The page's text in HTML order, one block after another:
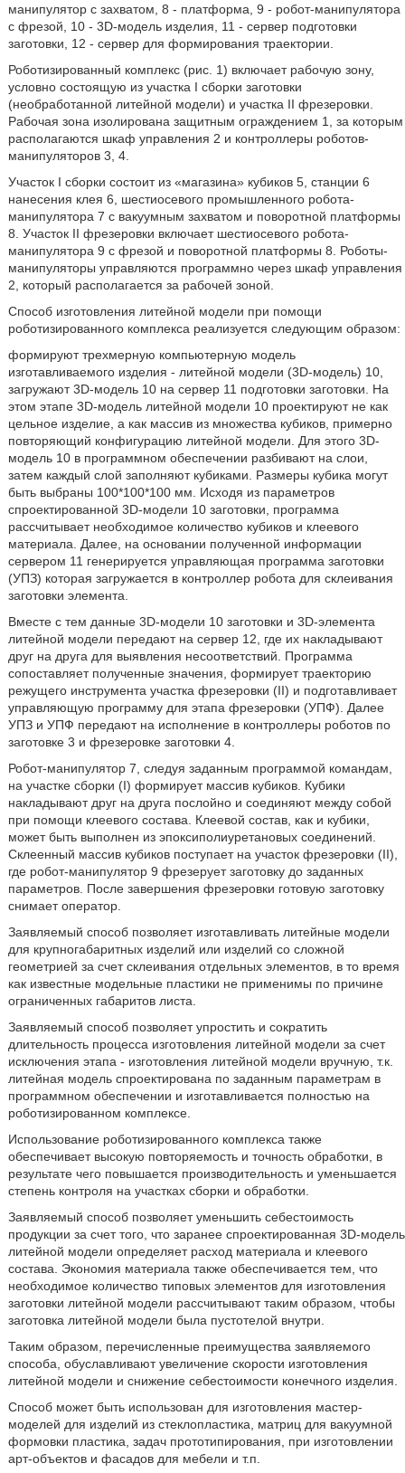
манипулятор с захватом, 8 - платформа, 9 - робот-манипулятора
с фрезой, 10 - 3D-модель изделия, 11 - сервер подготовки
заготовки, 12 - сервер для формирования траектории.
Роботизированный комплекс (рис. 1) включает рабочую зону,
условно состоящую из участка I сборки заготовки
(необработанной литейной модели) и участка II фрезеровки.
Рабочая зона изолирована защитным ограждением 1, за которым
располагаются шкаф управления 2 и контроллеры роботов-
манипуляторов 3, 4.
Участок I сборки состоит из «магазина» кубиков 5, станции 6
нанесения клея 6, шестиосевого промышленного робота-
манипулятора 7 с вакуумным захватом и поворотной платформы
8. Участок II фрезеровки включает шестиосевого робота-
манипулятора 9 с фрезой и поворотной платформы 8. Роботы-
манипуляторы управляются программно через шкаф управления
2, который располагается за рабочей зоной.
Способ изготовления литейной модели при помощи
роботизированного комплекса реализуется следующим образом:
формируют трехмерную компьютерную модель
изготавливаемого изделия - литейной модели (3D-модель) 10,
загружают 3D-модель 10 на сервер 11 подготовки заготовки. На
этом этапе 3D-модель литейной модели 10 проектируют не как
цельное изделие, а как массив из множества кубиков, примерно
повторяющий конфигурацию литейной модели. Для этого 3D-
модель 10 в программном обеспечении разбивают на слои,
затем каждый слой заполняют кубиками. Размеры кубика могут
быть выбраны 100*100*100 мм. Исходя из параметров
спроектированной 3D-модели 10 заготовки, программа
рассчитывает необходимое количество кубиков и клеевого
материала. Далее, на основании полученной информации
сервером 11 генерируется управляющая программа заготовки
(УПЗ) которая загружается в контроллер робота для склеивания
заготовки элемента.
Вместе с тем данные 3D-модели 10 заготовки и 3D-элемента
литейной модели передают на сервер 12, где их накладывают
друг на друга для выявления несоответствий. Программа
сопоставляет полученные значения, формирует траекторию
режущего инструмента участка фрезеровки (II) и подготавливает
управляющую программу для этапа фрезеровки (УПФ). Далее
УПЗ и УПФ передают на исполнение в контроллеры роботов по
заготовке 3 и фрезеровке заготовки 4.
Робот-манипулятор 7, следуя заданным программой командам,
на участке сборки (I) формирует массив кубиков. Кубики
накладывают друг на друга послойно и соединяют между собой
при помощи клеевого состава. Клеевой состав, как и кубики,
может быть выполнен из эпоксиполиуретановых соединений.
Склеенный массив кубиков поступает на участок фрезеровки (II),
где робот-манипулятор 9 фрезерует заготовку до заданных
параметров. После завершения фрезеровки готовую заготовку
снимает оператор.
Заявляемый способ позволяет изготавливать литейные модели
для крупногабаритных изделий или изделий со сложной
геометрией за счет склеивания отдельных элементов, в то время
как известные модельные пластики не применимы по причине
ограниченных габаритов листа.
Заявляемый способ позволяет упростить и сократить
длительность процесса изготовления литейной модели за счет
исключения этапа - изготовления литейной модели вручную, т.к.
литейная модель спроектирована по заданным параметрам в
программном обеспечении и изготавливается полностью на
роботизированном комплексе.
Использование роботизированного комплекса также
обеспечивает высокую повторяемость и точность обработки, в
результате чего повышается производительность и уменьшается
степень контроля на участках сборки и обработки.
Заявляемый способ позволяет уменьшить себестоимость
продукции за счет того, что заранее спроектированная 3D-модель
литейной модели определяет расход материала и клеевого
состава. Экономия материала также обеспечивается тем, что
необходимое количество типовых элементов для изготовления
заготовки литейной модели рассчитывают таким образом, чтобы
заготовка литейной модели была пустотелой внутри.
Таким образом, перечисленные преимущества заявляемого
способа, обуславливают увеличение скорости изготовления
литейной модели и снижение себестоимости конечного изделия.
Способ может быть использован для изготовления мастер-
моделей для изделий из стеклопластика, матриц для вакуумной
формовки пластика, задач прототипирования, при изготовлении
арт-объектов и фасадов для мебели и т.п.